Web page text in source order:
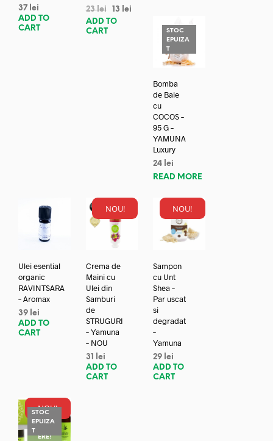
37 lei
ADD TO
CART
23lei 13
lei
ADD TO
CART
STOC
EPUIZA
T
Bomba
de Baie
cu
COCOS –
95 G –
YAMUNA
Luxury
24 lei
READ MORE
Ulei esential
organic
RAVINTSARA
– Aromax
39 lei
ADD TO
CART
NOU!
Crema de
Maini cu
Ulei din
Samburi
de
STRUGURI
– Yamuna
– NOU
31
lei
ADD TO
CART
NOU!
Sampon
cu Unt
Shea –
Par uscat
si
degradat
–
Yamuna
29 lei
ADD TO
CART
NOU!
STOC
EPUIZA
TREDUC
ERE!